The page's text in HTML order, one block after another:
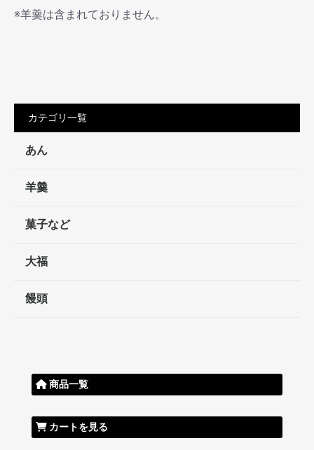
※羊羹は含まれておりません。
カテゴリ一覧
あん
羊羹
菓子など
大福
饅頭
商品一覧
カートを見る